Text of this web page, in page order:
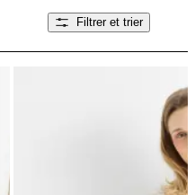
Filtrer et trier